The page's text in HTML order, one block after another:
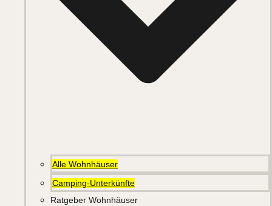
Alle Wohnhäuser
Camping-Unterkünfte
Ratgeber Wohnhäuser